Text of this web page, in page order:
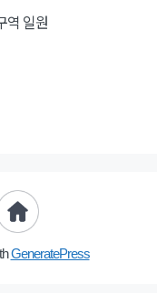
역 일원
GeneratePress